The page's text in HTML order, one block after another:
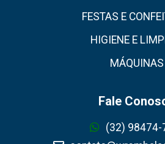
FESTAS E
HIGIENE E
MÁQUINAS
Fale
(32) 98474-